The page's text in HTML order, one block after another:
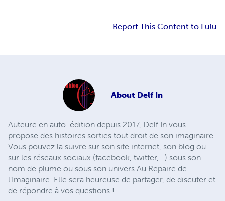
Report This Content to Lulu
About Delf In
Auteure en auto-édition depuis 2017, Delf In vous
propose des histoires sorties tout droit de son imaginaire.
Vous pouvez la suivre sur son site internet, son blog ou
sur les réseaux sociaux (facebook, twitter,...) sous son
nom de plume ou sous son univers Au Repaire de
l'Imaginaire. Elle sera heureuse de partager, de discuter et
de répondre à vos questions !